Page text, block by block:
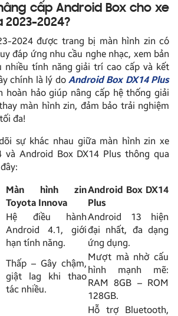
cấp Android Box cho xe
2023-2024?
2024 được trang bị màn hình zin có
đáp ứng nhu cầu nghe nhạc, xem bản
nhiều tính năng giải trí cao cấp và kết
chính là lý do Android Box DX14 Plus
hoàn hảo giúp nâng cấp hệ thống giải
màn hình zin, đảm bảo trải nghiệm
đa!
sự khác nhau giữa màn hình zin xe
và Android Box DX14 Plus thông qua
Màn hình zin
Toyota Innova
Android Box DX14
Plus
Hệ điều hành
Android 4.1, giới
hạn tính năng.
Android 13 hiện
đại nhất, đa dạng
ứng dụng.
Thấp – Gây chậm,
giật lag khi thao
tác nhiều.
Mượt mà nhờ cấu
hình mạnh mẽ:
RAM 8GB – ROM
128GB.
Hỗ trợ Bluetooth,